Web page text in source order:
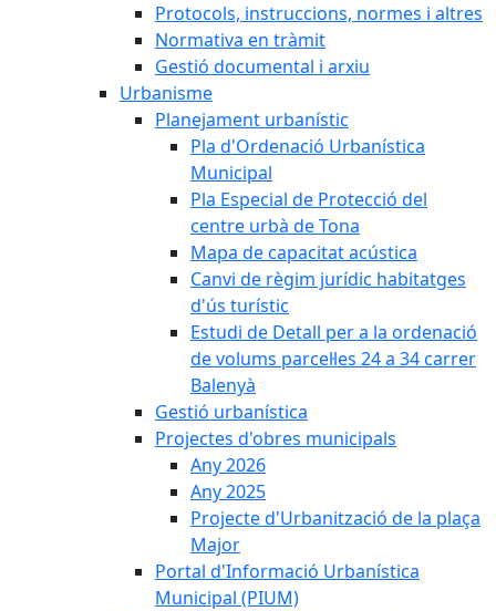
Protocols, instruccions, normes i altres
Normativa en tràmit
Gestió documental i arxiu
Urbanisme
Planejament urbanístic
Pla d'Ordenació Urbanística
Municipal
Pla Especial de Protecció del
centre urbà de Tona
Mapa de capacitat acústica
Canvi de règim jurídic habitatges
d'ús turístic
Estudi de Detall per a la ordenació
de volums parcel·les 24 a 34 carrer
Balenyà
Gestió urbanística
Projectes d'obres municipals
Any 2026
Any 2025
Projecte d'Urbanització de la plaça
Major
Portal d'Informació Urbanística
Municipal (PIUM)